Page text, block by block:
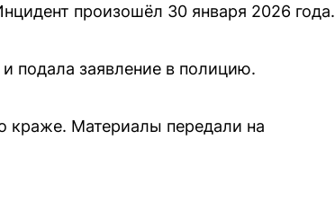
произошёл 30 января 2026 года.
подала заявление в полицию.
краже. Материалы передали на